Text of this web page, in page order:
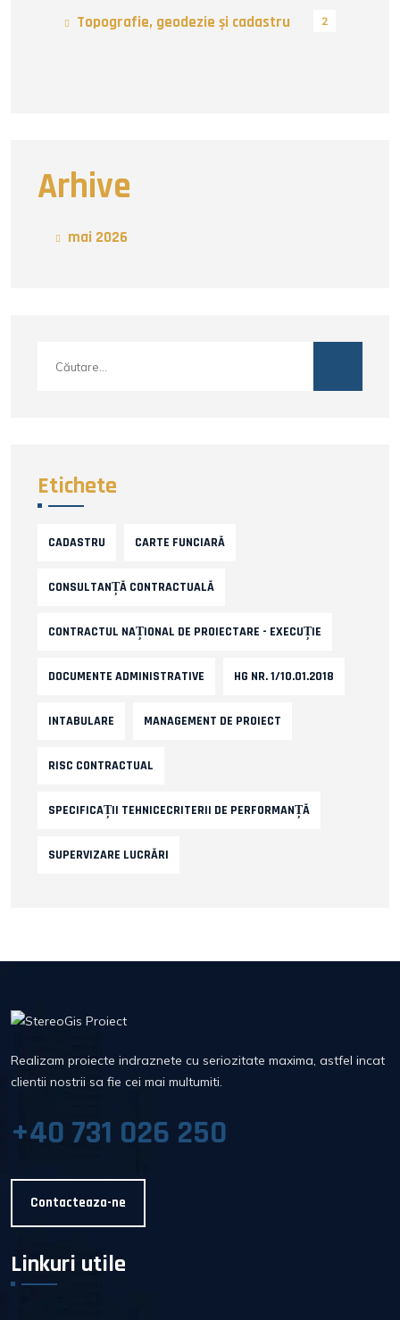
Topografie, geodezie și cadastru 2
Arhive
mai 2026
după:
Etichete
CADASTRU CARTE FUNCIARĂ
CONSULTANȚĂ CONTRACTUALĂ
CONTRACTUL NAȚIONAL DE PROIECTARE - EXECUȚIE
DOCUMENTE ADMINISTRATIVE HG NR. 1/10.01.2018
INTABULARE MANAGEMENT DE PROIECT
RISC CONTRACTUAL
SPECIFICAȚII TEHNICECRITERII DE PERFORMANȚĂ
SUPERVIZARE LUCRĂRI
Realizam proiecte indraznete cu seriozitate maxima, astfel incat
clientii nostrii sa fie cei mai multumiti.
+40 731 026 250
Contacteaza-ne
Linkuri utile